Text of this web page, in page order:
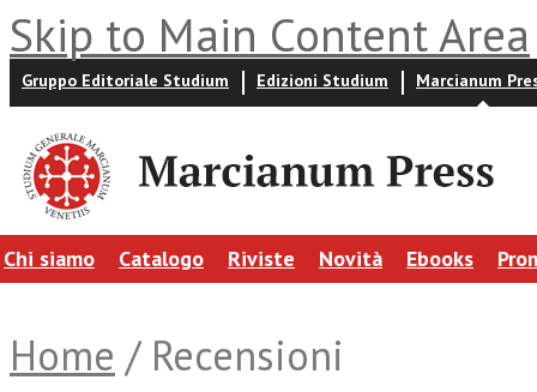
Skip to Main Content Area
Gruppo Editoriale Studium Edizioni Studium Marcianum
Chi siamo Catalogo Riviste Novità Ebooks
Home / Recensioni